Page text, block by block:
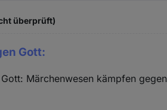
überprüft)
Gott:
Märchenwesen kämpfen